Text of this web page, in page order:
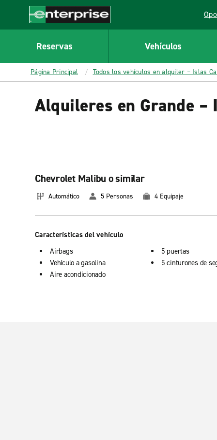
CONTENT
Enterprise
Reservas Vehículos
Página Principal Todos los vehículos en alquiler – Islas
Alquileres en Grande –
Chevrolet Malibu o similar
Automático 5 Personas 4 Equipaje
Características del vehículo
Airbags
Vehículo a gasolina
Aire acondicionado
5 puertas
5 cinturones de